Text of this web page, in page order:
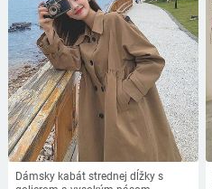
Dámsky kabát strednej dĺžky s